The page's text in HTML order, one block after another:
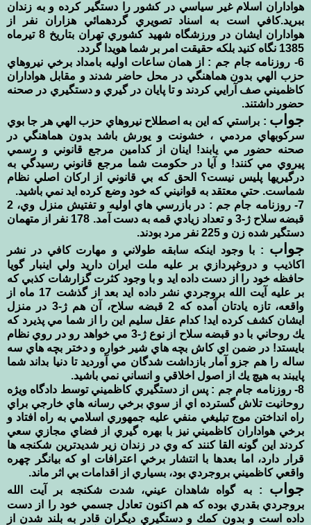
هواداران اسلام غير سياسي در كشور را دستگير كرده و به زندان
ببريد.كافي است به اسناد تصويري گردهمائي هزاران نفر از
هواداران ايشان در ورزشگاه شهيد كشوري تهران بتاريخ 8 تيرماه
1385 نگاه كنيد بلكه حقيقت امر بر شما هويدا گردد.
6- روزنامه جام جم : از همان ساعات اوليه بامداد برخي نيروهاي
حزب الهي بدون هماهنگي در محل حاضر شدند و مقابل هواداران
كاظميني صف آرايي كردند و تا پايان در گيري و دستگيري در صحنه
حضور داشتند.
جواب : براستي كه اين به اصطلاح نيروهاي حزب الهي هر جا بوي
سركوبهاي مردمي ، خشونت و يورش باشد بدون هماهنگي در
صحنه حضور مي يابند! اينان از كدامين مرجع قانوني و رسمي
پيروي مي كنند! و آيا در حكومت شما مرجع قانوني رسيدگي به
درگيريها پليس نيست؟ الحق كه بي قانوني از اركان اصلي نظام
شماست. حتي معتقد به قوانيني كه خود وضع كرده ايد نمي باشيد.
7- روزنامه جام جم : در بازرسي هاي اوليه و تفتيش منزل وي، 2
قبضه سلاح ژ-3 و تعداد زيادي قمه به دست آمد. 178 نفر از متهمان
دستگير شده زن و 225 نفر مرد بودند.
جواب : با وجود اينكه سابقه طولاني و مهارت كافي در نشر
اكاذيب و دروغپردازي بر عليه ملت ايران داريد ولي اينبار گويا
حافظه خود را از دست داده ايد و با وجود كثرت گزارشات كذبي كه
بر عليه آيت الله بروجردي نشر داده ايد بعد از گذشت 17 ماه از
واقعه، تازه يادتان آمده كه 2 قبضه سلاح، آن هم ژ-3 در منزل
ايشان كشف كرده ايد! كدام عقل سليم اين را از شما مي پذيرد كه
يك روحاني با دو قبضه سلاح از نوع ژ-3 مي خواهد رو در روي نظام
بايستد! در ضمن اي كاش بچه هاي شير خواره و دختر بچه هاي سه
ساله را هم جزو آمار بازداشت شدگان مي آورديد تا دنيا بداند شما
پايبند به هيچ يك از اصول اخلاقي و انساني نمي باشيد.
8- روزنامه جام جم : پس از دستگيري كاظميني توسط دادگاه ويژه
روحانيت تلاش گسترده اي از سوي برخي رسانه هاي خارجي براي
راه انداختن موج تبليغي منفي عليه جمهوري اسلامي به راه افتاد و
برخي هواداران كاظميني نيز با بهره گيري از فضاي مجازي سعي
كردند اين گونه القا كنند كه وي در زندان زير شديدترين شكنجه ها
قرار دارد، اما بعدها با انتشار برخي اعترافات او كه بيانگر چهره
واقعي كاظميني بروجردي بود، بسياري از اقدامات بي اثر ماند.
جواب : به گواه شاهدان عيني، شدت شكنجه بر آيت الله
بروجردي بقدري بوده كه هم اكنون تعادل جسمي خود را از دست
داده است و بدون كمك و دستگيري ديگران قادر به بلند شدن از